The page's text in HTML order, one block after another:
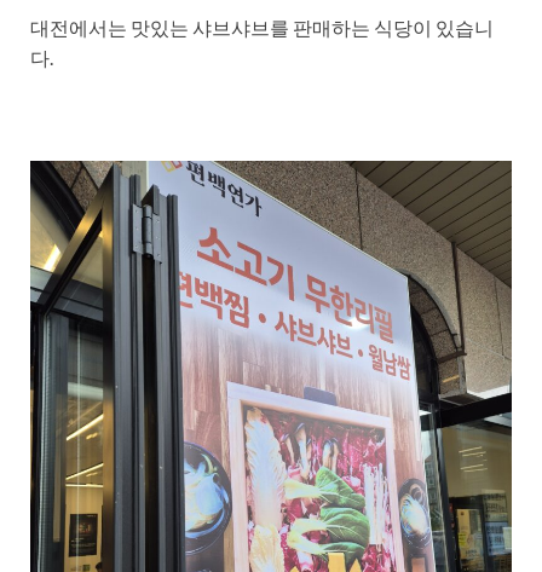
대전에서는 맛있는 샤브샤브를 판매하는 식당이 있습니
다.